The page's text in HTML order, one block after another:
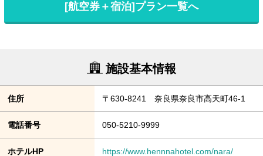
[航空券＋宿泊]プラン一覧へ
施設基本情報
住所 〒630-8241 奈良県奈良市高天町46-1
電話番号 050-5210-9999
ホテルHP https://www.hennnahotel.com/nara/